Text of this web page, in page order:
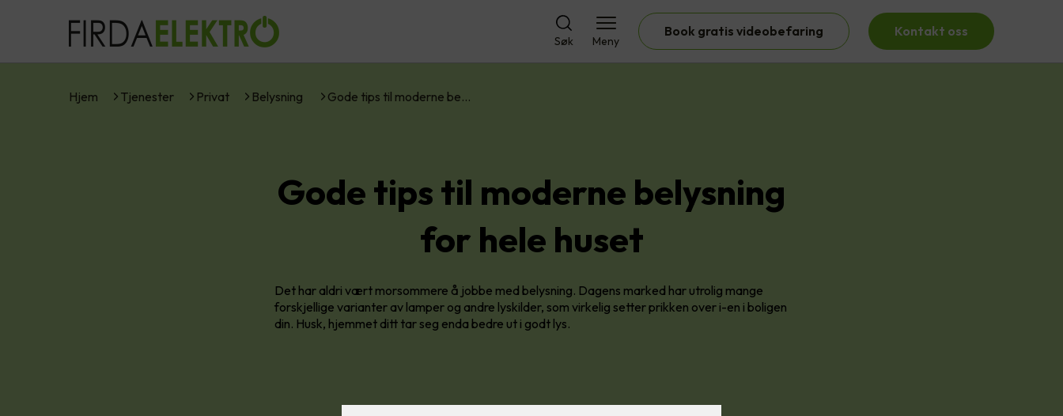
Søk Meny
Book gratis videobefaring Kontakt oss
Hjem Tjenester Privat Belysning Gode tips til moderne be…
Gode tips til moderne belysning
for hele huset
Det har aldri vært morsommere å jobbe med belysning. Dagens marked har utrolig mange
forskjellige varianter av lamper og andre lyskilder, som virkelig setter prikken over i-en i boligen
din. Husk, hjemmet ditt tar seg enda bedre ut i godt lys.